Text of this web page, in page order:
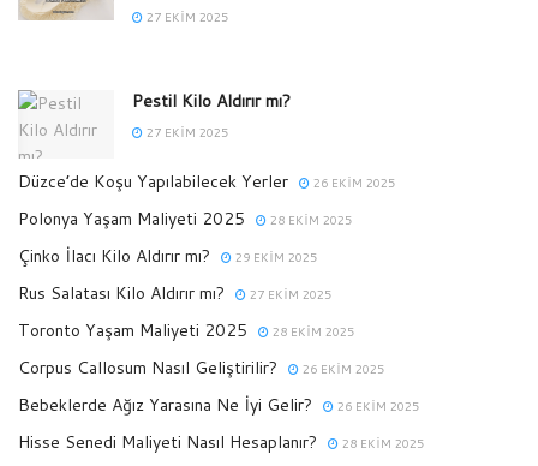
27 EKIM 2025
Pestil Kilo Aldırır mı?
27 EKIM 2025
Düzce’de Koşu Yapılabilecek Yerler 26 EKIM 2025
Polonya Yaşam Maliyeti 2025 28 EKIM 2025
Çinko İlacı Kilo Aldırır mı? 29 EKIM 2025
Rus Salatası Kilo Aldırır mı? 27 EKIM 2025
Toronto Yaşam Maliyeti 2025 28 EKIM 2025
Corpus Callosum Nasıl Geliştirilir? 26 EKIM 2025
Bebeklerde Ağız Yarasına Ne İyi Gelir? 26 EKIM 2025
Hisse Senedi Maliyeti Nasıl Hesaplanır? 28 EKIM 2025